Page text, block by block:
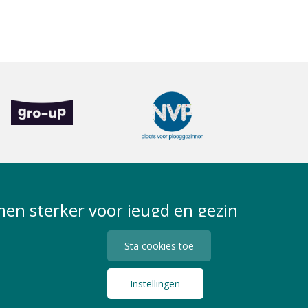
sterker voor jeugd en gezin
Privacy Statement Algemene Voorwaarden
Sta cookies toe
Instellingen